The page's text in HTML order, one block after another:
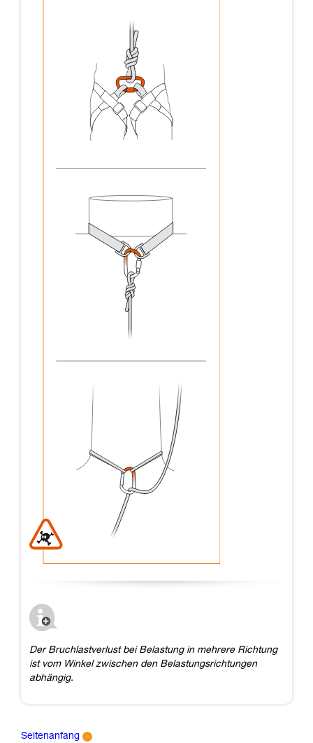
Der Bruchlastverlust bei Belastung in mehrere Richtung
ist vom Winkel zwischen den Belastungsrichtungen
abhängig.
Seitenanfang